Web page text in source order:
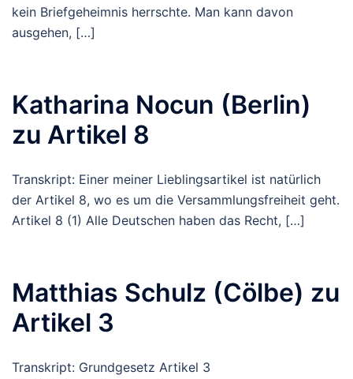
kein Briefgeheimnis herrschte. Man kann davon
ausgehen, […]
Katharina Nocun (Berlin)
zu Artikel 8
Transkript: Einer meiner Lieblingsartikel ist natürlich
der Artikel 8, wo es um die Versammlungsfreiheit geht.
Artikel 8 (1) Alle Deutschen haben das Recht, […]
Matthias Schulz (Cölbe) zu
Artikel 3
Transkript: Grundgesetz Artikel 3